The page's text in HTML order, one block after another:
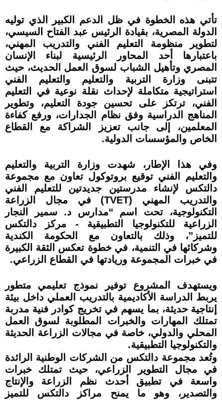
تأتي هذه الخطوة في ظل الدعم الكبير الذي توليه
الدولة المصرية، بقيادة الرئيس عبد الفتاح السيسي،
لتطوير منظومة التعليم الفني والتدريب المهني،
باعتبارها أحد المحاور الرئيسية لبناء الإنسان
المصري وتأهيل الشباب لسوق العمل الحديث، حيث
تتبنى وزارة التربية والتعليم والتعليم الفني
استراتيجية متكاملة لإحداث نقلة نوعية في التعليم
الفني، ترتكز على تحسين جودة التعليم، وتطوير
المناهج الدراسية وفق نظام الجدارات، ورفع كفاءة
المعلمين، إلى جانب تعزيز الشراكة مع القطاع
الخاص والمؤسسات الدولية.
وفي هذا الإطار، شهدت وزارة التربية والتعليم
والتعليم الفني توقيع بروتوكول تعاون مع مجموعة
دالتكس لإنشاء مدرستين جديدتين للتعليم الفني
والتدريب المهني (TVET) في مجال الزراعة
التكنولوجية، تحت اسم “مدارس د. سمير النجار
الزراعية للتكنولوجيا التطبيقية - مركز دالتكس
للتميز”، وذلك بالتعاون مع الحكومة الكندية
وشركائها في التنمية، في خطوة تعكس الثقة الكبيرة
في خبرات المجموعة وريادتها في القطاع الزراعي.
ويستهدف المشروع توفير نموذج تعليمي متطور
يربط الدراسة الأكاديمية بالتدريب العملي داخل بيئة
إنتاجية حديثة، بما يسهم في تخريج كوادر فنية مدربة
تمتلك المهارات والخبرات المطلوبة لسوق العمل
المحلي والدولي، خاصة في مجالات الزراعة الحديثة
والتكنولوجيا التطبيقية.
وتُعد مجموعة دالتكس من الشركات الوطنية الرائدة
في مجال التطوير الزراعي، حيث تمتلك خبرات
واسعة في تطبيق أحدث نظم الزراعة والإنتاج
والتصدير، وهو ما يمنح مراكز دالتكس للتميز